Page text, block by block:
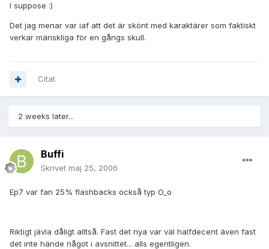
I suppose :)
Det jag menar var iaf att det är skönt med karaktärer som faktiskt
verkar mänskliga för en gångs skull.
Citat
2 weeks later...
Buffi
Skrivet maj 25, 2006
Ep7 var fan 25% flashbacks också typ O_o
Riktigt jävla dåligt alltså. Fast det nya var väl halfdecent även fast
det inte hände något i avsnittet... alls egentligen.